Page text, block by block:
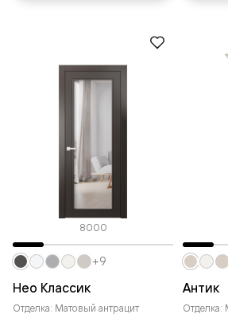
8000
Нео Классик
Отделка: Матовый антрацит
+9
Антик
Отделка: